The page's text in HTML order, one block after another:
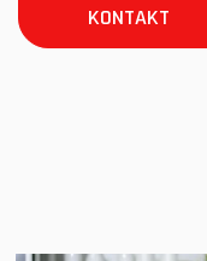
KONTAKT